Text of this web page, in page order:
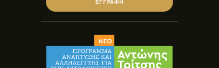
ΕΓΓΡΑΦΗ